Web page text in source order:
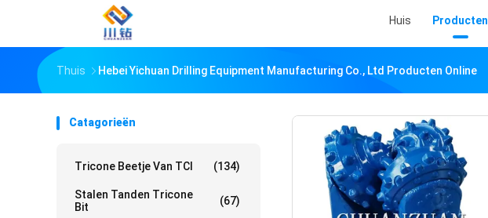
Huis Producten
Thuis Hebei Yichuan Drilling Equipment Manufacturing Co., Ltd Producten Online
Catagorieën
Tricone Beetje Van TCI (134)
Stalen Tanden Tricone
Bit
(67)